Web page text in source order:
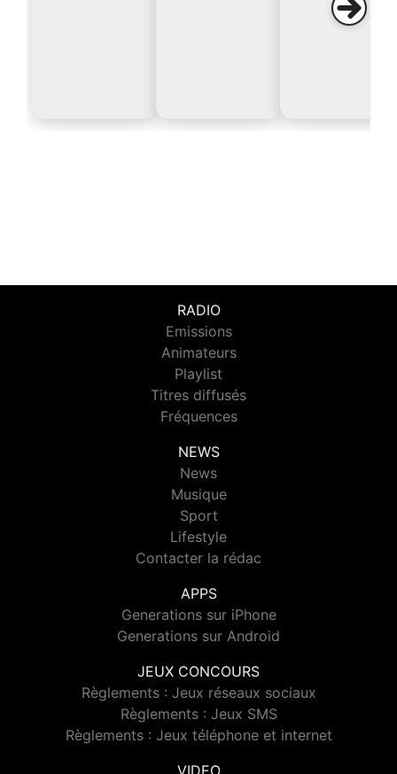
RADIO
Emissions
Animateurs
Playlist
Titres diffusés
Fréquences
NEWS
News
Musique
Sport
Lifestyle
Contacter la rédac
APPS
Generations sur iPhone
Generations sur Android
JEUX CONCOURS
Règlements : Jeux réseaux sociaux
Règlements : Jeux SMS
Règlements : Jeux téléphone et internet